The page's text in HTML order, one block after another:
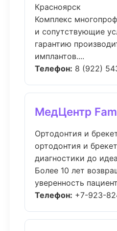
Красноярск
Комплекс
и сопутствующие
гарантию
имплантов....
Телефон: 8 (922)
МедЦентр
Ортодонтия и
ортодонтия и
диагностики до
Более 10 лет
уверенность
Телефон: +7-923-